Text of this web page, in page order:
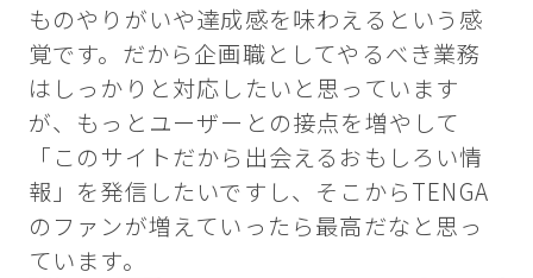
ものやりがいや達成感を味わえるという感
覚です。だから企画職としてやるべき業務
はしっかりと対応したいと思っています
が、もっとユーザーとの接点を増やして
「このサイトだから出会えるおもしろい情
報」を発信したいですし、そこからTENGA
のファンが増えていったら最高だなと思っ
ています。